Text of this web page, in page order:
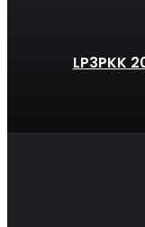
LP3PKK